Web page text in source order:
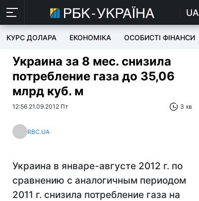
UA
КУРС ДОЛАРА ЕКОНОМІКА ОСОБИСТІ ФІНАНСИ
Украина за 8 мес. снизила
потребление газа до 35,06
млрд куб. м
12:56 21.09.2012 Пт 3 хв
RBC.UA
Украина в январе-августе 2012 г. по
сравнению с аналогичным периодом
2011 г. снизила потребление газа на